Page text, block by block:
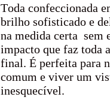
Toda confeccionada
brilho sofisticado e
na medida certa sem
impacto que faz toda
final. É perfeita para
comum e viver um
inesquecível.